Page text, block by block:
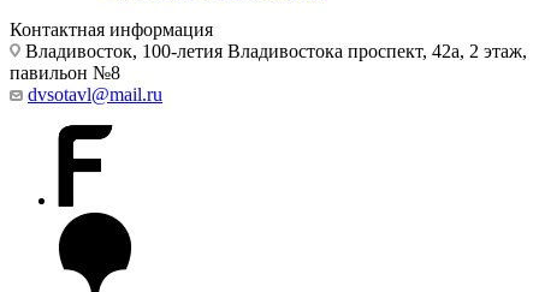
Контактная информация
Владивосток, 100-летия Владивостока проспект, 42а, 2 этаж,
павильон №8
dvsotavl@mail.ru